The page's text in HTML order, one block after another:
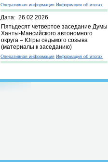
Оперативная информация Информация об итогах
Дата: 26.02.2026
Пятьдесят четвертое заседание Думы
Ханты-Мансийского автономного
округа – Югры седьмого созыва
(материалы к заседанию)
Оперативная информация Информация об итогах